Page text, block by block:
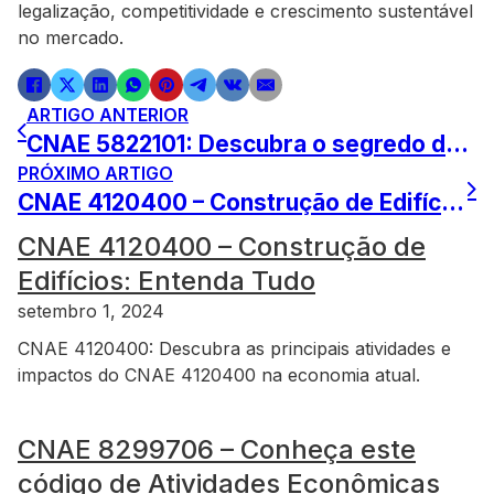
legalização, competitividade e crescimento sustentável
no mercado.
ARTIGO ANTERIOR
CNAE 5822101: Descubra o segredo da atividade empresarial
PRÓXIMO ARTIGO
CNAE 4120400 – Construção de Edifícios: Entenda Tudo
CNAE 4120400 – Construção de
Edifícios: Entenda Tudo
setembro 1, 2024
CNAE 4120400: Descubra as principais atividades e
impactos do CNAE 4120400 na economia atual.
CNAE 8299706 – Conheça este
código de Atividades Econômicas